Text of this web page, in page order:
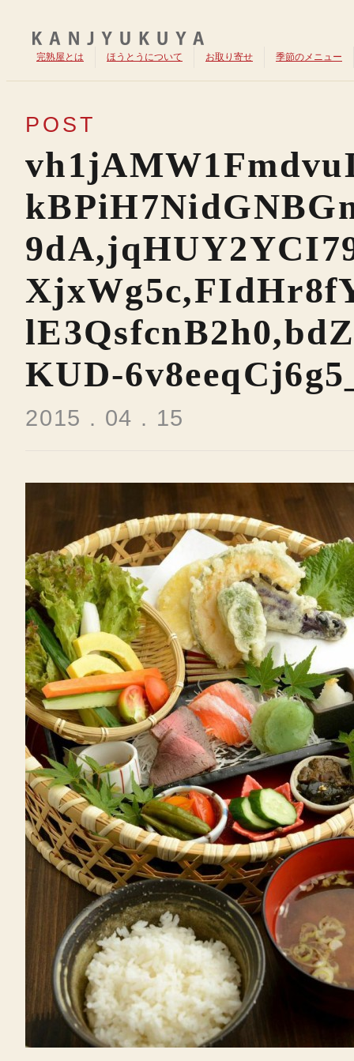
完熟屋とは ほうとうについて お取り寄せ 季節のメニュー
POST
KUD-
2015 . 04 . 15